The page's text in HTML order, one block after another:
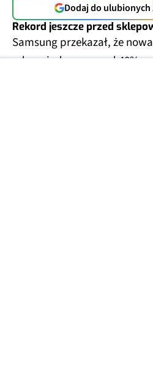
Dodaj do ulubionych
Rekord jeszcze przed
Samsung przekazał, że
odpowiada za ponad 40%